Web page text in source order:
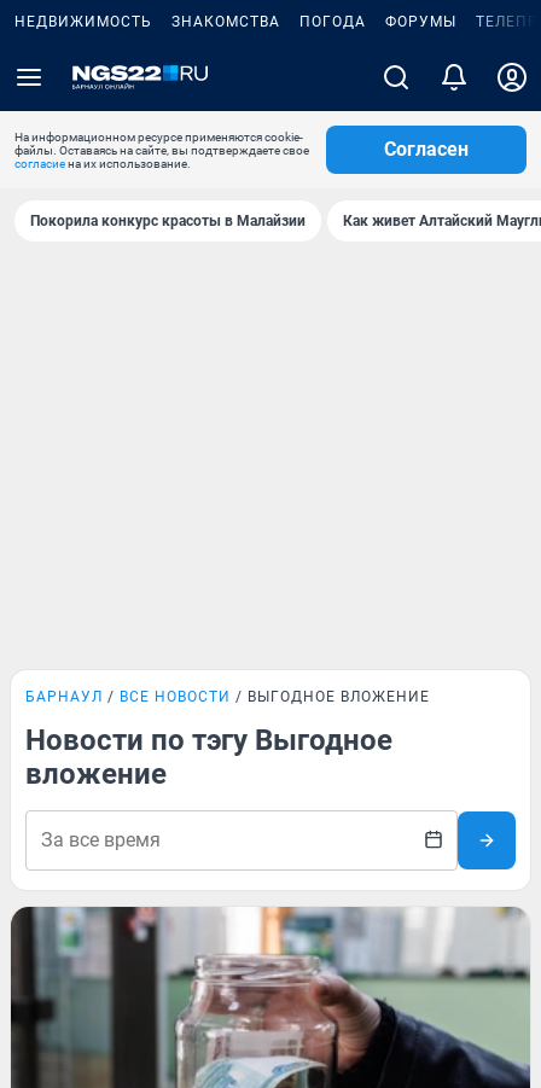
НЕДВИЖИМОСТЬ ЗНАКОМСТВА ПОГОДА ФОРУМЫ
На информационном ресурсе применяются cookie-
файлы. Оставаясь на сайте, вы подтверждаете свое
согласиена их использование.
Согласен
Покорила конкурс красоты в Малайзии Как живет Алтайский
БАРНАУЛ ВСЕ НОВОСТИ ВЫГОДНОЕ ВЛОЖЕНИЕ
Новости по тэгу Выгодное
вложение